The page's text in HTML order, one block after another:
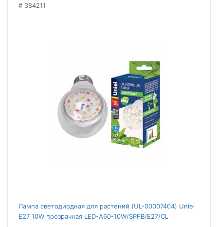
384211
Лампа светодиодная для растений (UL-00007404) Uniel
E27 10W прозрачная LED-A60-10W/SPFB/E27/CL